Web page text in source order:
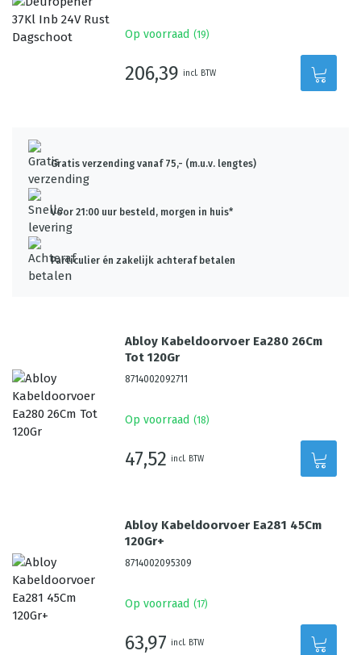
Op voorraad (19)
206,39 incl. BTW
Gratis verzending vanaf 75,- (m.u.v. lengtes)
Voor 21:00 uur besteld, morgen in huis*
Particulier én zakelijk achteraf betalen
Abloy Kabeldoorvoer Ea280 26Cm
Tot 120Gr
8714002092711
Op voorraad (18)
47,52 incl. BTW
Abloy Kabeldoorvoer Ea281 45Cm
120Gr+
8714002095309
Op voorraad (17)
63,97 incl. BTW